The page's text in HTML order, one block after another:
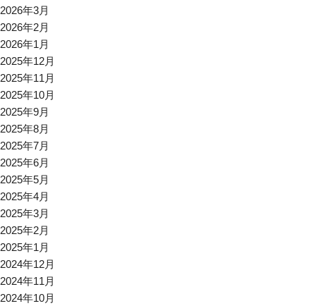
2026年3月
2026年2月
2026年1月
2025年12月
2025年11月
2025年10月
2025年9月
2025年8月
2025年7月
2025年6月
2025年5月
2025年4月
2025年3月
2025年2月
2025年1月
2024年12月
2024年11月
2024年10月